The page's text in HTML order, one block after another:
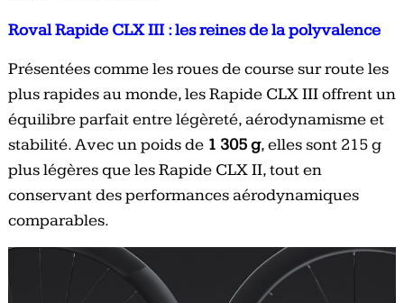
Roval Rapide CLX III : les reines de la polyvalence
Présentées comme les roues de course sur route les
plus rapides au monde, les Rapide CLX III offrent un
équilibre parfait entre légèreté, aérodynamisme et
stabilité. Avec un poids de 1 305 g, elles sont 215 g
plus légères que les Rapide CLX II, tout en
conservant des performances aérodynamiques
comparables.